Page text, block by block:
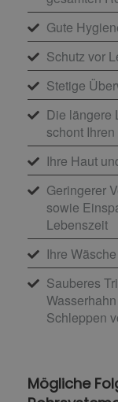
Gute
Schutz vor
Stetige
Die längere
schont
Ihre Haut
Geringerer
sowie
Lebenszeit
Ihre
Sauberes
Schleppen
Mögliche